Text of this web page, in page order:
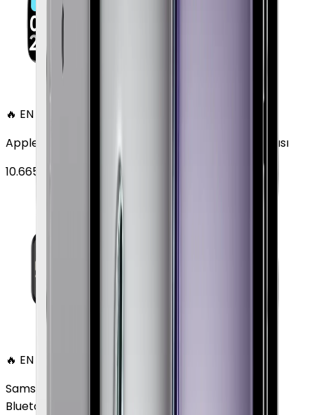
🔥 EN ÇOK SATAN
Apple Watch SE Alüminyum 44mm GPS Gece yarısı
10.665
TL'den başlayan fiyatlar
🔥 EN ÇOK SATAN
Samsung Galaxy Watch 7 Alüminyum 44 mm
Bluetooth Wi-Fi Yeşil